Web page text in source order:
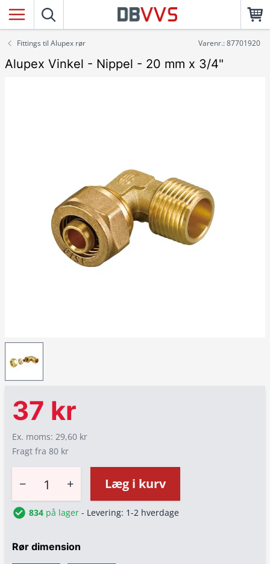
Fittings til Alupex rør Varenr.: 87701920
Alupex Vinkel - Nippel - 20 mm x 3/4"
37 kr
Ex. moms: 29,60 kr
Fragt fra 80 kr
− + Læg i kurv
834 på lager - Levering: 1-2 hverdage
Rør dimension